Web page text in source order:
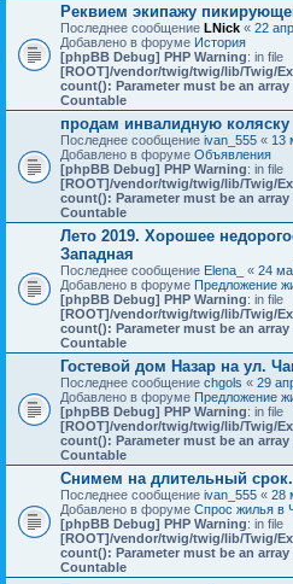
Реквием экипажу
Последнее сообщение LNick « 22
Добавлено в форуме История
[phpBB Debug] PHP Warning: in file
[ROOT]/vendor/twig/twig/lib/Twig/
count(): Parameter must be an
Countable
продам инвалидную коляску
Последнее сообщение ivan_555 « 13
Добавлено в форуме Объявления
[phpBB Debug] PHP Warning: in file
[ROOT]/vendor/twig/twig/lib/Twig/
count(): Parameter must be an
Countable
Лето 2019. Хорошее
Западная
Последнее сообщение Elena_ « 24
Добавлено в форуме Предложение
[phpBB Debug] PHP Warning: in file
[ROOT]/vendor/twig/twig/lib/Twig/
count(): Parameter must be an
Countable
Гостевой дом Назар на ул.
Последнее сообщение chgols « 29
Добавлено в форуме Предложение
[phpBB Debug] PHP Warning: in file
[ROOT]/vendor/twig/twig/lib/Twig/
count(): Parameter must be an
Countable
Снимем на длительный срок.
Последнее сообщение ivan_555 « 28
Добавлено в форуме Спрос жилья в
[phpBB Debug] PHP Warning: in file
[ROOT]/vendor/twig/twig/lib/Twig/
count(): Parameter must be an
Countable